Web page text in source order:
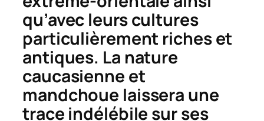
qu’avec leurs cultures
particulièrement riches et
antiques. La nature
caucasienne et
mandchoue laissera une
trace indélébile sur ses